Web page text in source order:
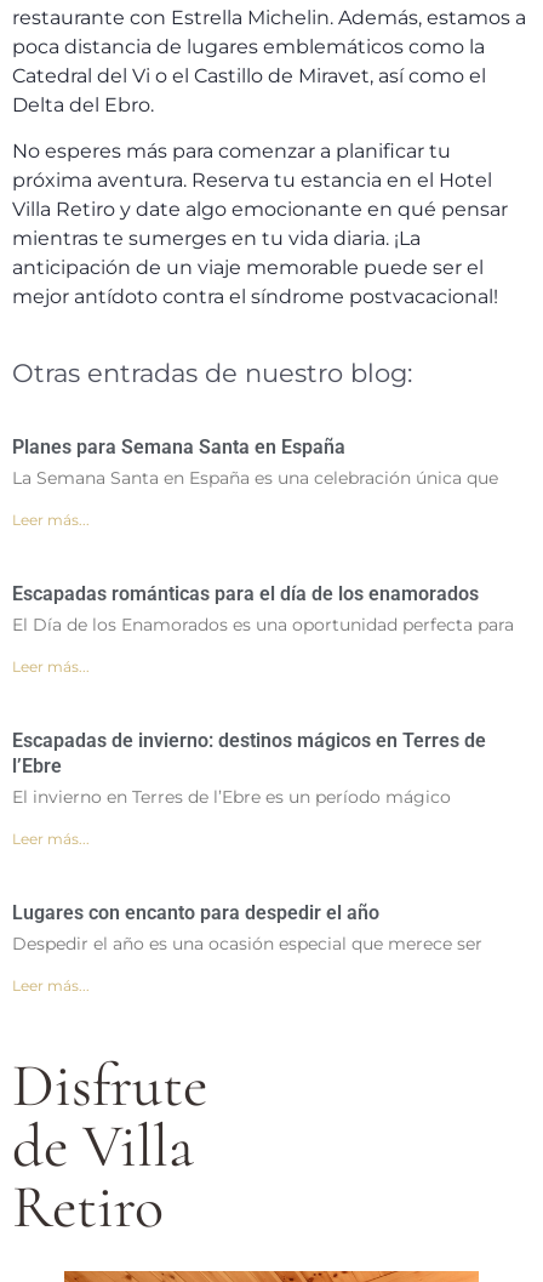
restaurante con Estrella Michelin. Además, estamos a
poca distancia de lugares emblemáticos como la
Catedral del Vi o el Castillo de Miravet, así como el
Delta del Ebro.
No esperes más para comenzar a planificar tu
próxima aventura. Reserva tu estancia en el Hotel
Villa Retiro y date algo emocionante en qué pensar
mientras te sumerges en tu vida diaria. ¡La
anticipación de un viaje memorable puede ser el
mejor antídoto contra el síndrome postvacacional!
Otras entradas de nuestro blog:
Planes para Semana Santa en España
La Semana Santa en España es una celebración única que
Leer más...
Escapadas románticas para el día de los enamorados
El Día de los Enamorados es una oportunidad perfecta para
Leer más...
Escapadas de invierno: destinos mágicos en Terres de
l’Ebre
El invierno en Terres de l’Ebre es un período mágico
Leer más...
Lugares con encanto para despedir el año
Despedir el año es una ocasión especial que merece ser
Leer más...
Disfrute
de Villa
Retiro